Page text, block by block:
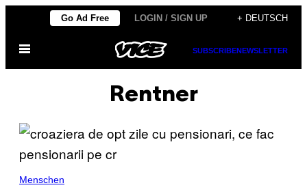
content
Go Ad Free LOGIN / SIGN UP + DEUTSCH
Open
SUBSCRIBENEWSLETTER
Rentner
Menschen